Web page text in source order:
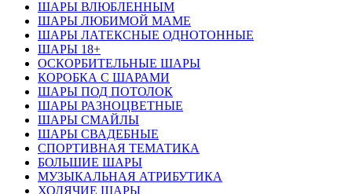
ШАРЫ ВЛЮБЛЕННЫМ
ШАРЫ ЛЮБИМОЙ МАМЕ
ШАРЫ ЛАТЕКСНЫЕ ОДНОТОННЫЕ
ШАРЫ 18+
ОСКОРБИТЕЛЬНЫЕ ШАРЫ
КОРОБКА С ШАРАМИ
ШАРЫ ПОД ПОТОЛОК
ШАРЫ РАЗНОЦВЕТНЫЕ
ШАРЫ СМАЙЛЫ
ШАРЫ СВАДЕБНЫЕ
СПОРТИВНАЯ ТЕМАТИКА
БОЛЬШИЕ ШАРЫ
МУЗЫКАЛЬНАЯ АТРИБУТИКА
ХОДЯЧИЕ ШАРЫ